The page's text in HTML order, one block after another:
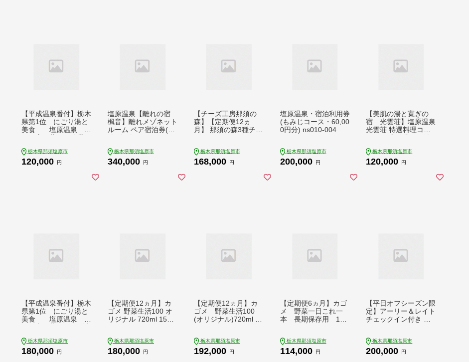
【平成温泉番付】栃木
県第1位 にごり湯と
美食 塩原温泉 や
プラン ふるさと納税
ペア宿泊利用券(1泊2
栃木県那須塩原市
120,000 円
塩原温泉【離れの宿
楓音】離れメゾネット
ルーム ペア宿泊券(1
栃木県那須塩原市
340,000 円
【チーズ工房那須の
森】【定期便12ヵ
月】 那須の森3種チー
タスティック＋おまか
せチーズ1種） ns003-
栃木県那須塩原市
168,000 円
塩原温泉・宿泊利用券
(もみじコース・60,00
0円分) ns010-004
栃木県那須塩原市
200,000 円
【美肌の湯と寛ぎの
宿 光雲荘】塩原温泉
光雲荘 特選料理コー
験・チケット 栃木県
那須塩原市 】 ns015-
栃木県那須塩原市
120,000 円
【平成温泉番付】栃木
県第1位 にごり湯と
美食 塩原温泉 や
納税ペア宿泊利用券(1
泊2食付き) 54,000
栃木県那須塩原市
180,000 円
【定期便12ヵ月】カ
ゴメ 野菜生活100 オ
リジナル 720ml 15本
栃木県那須塩原市
180,000 円
【定期便12ヵ月】カ
ゴメ 野菜生活100
(オリジナル)720ml P
ース【 栃木県 那須塩
原市 】 ns001-004
栃木県那須塩原市
192,000 円
【定期便6ヵ月】カゴ
メ 野菜一日これ一
本 長期保存用 190
ス【 栃木県 那須塩原
市 】 ns001-012
栃木県那須塩原市
114,000 円
【平日オフシーズン限
定】アーリー＆レイト
チェックイン付き 宿
栃木県那須塩原市
200,000 円